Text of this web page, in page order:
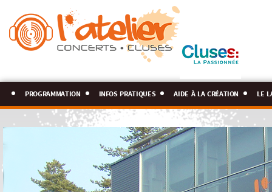
programmation infos pratiques aide à la création le